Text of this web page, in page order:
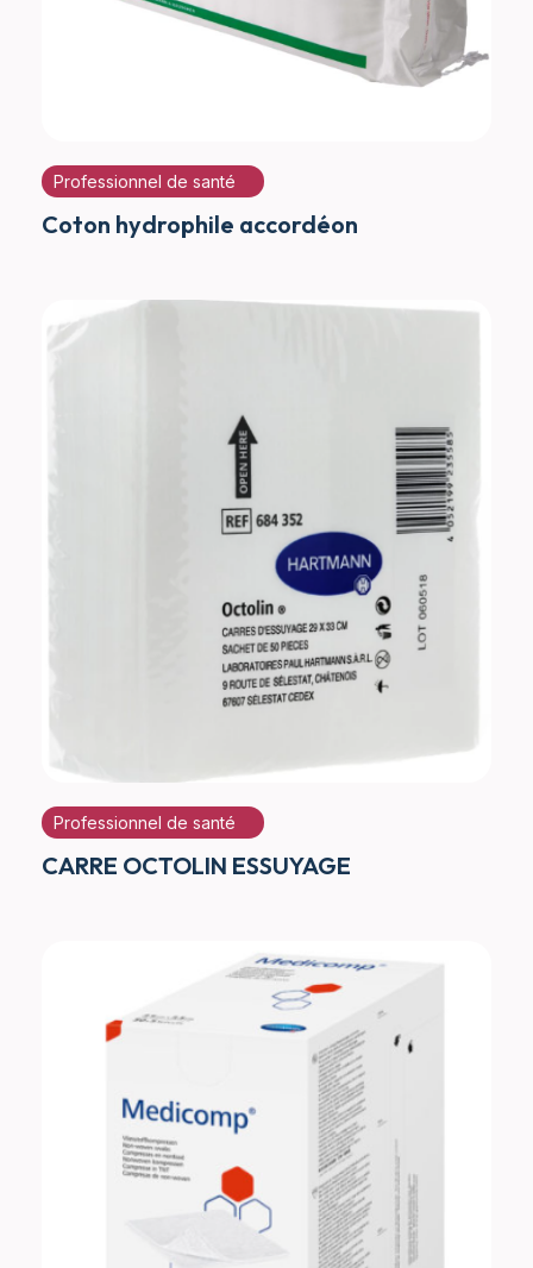
Professionnel de santé
Coton hydrophile accordéon
Professionnel de santé
CARRE OCTOLIN ESSUYAGE